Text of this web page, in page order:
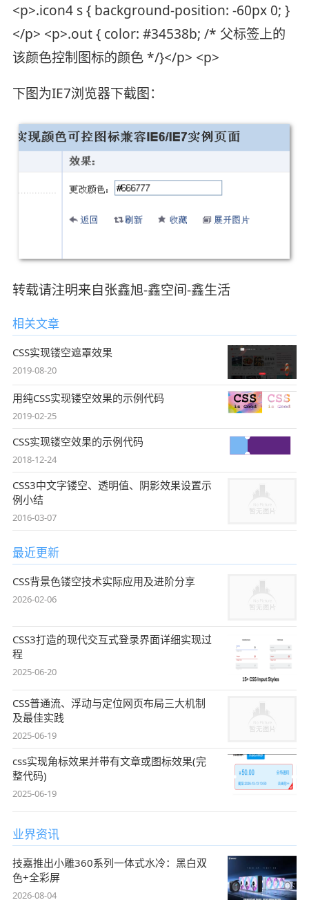
<p>.icon4 s { background-position: -60px 0; }
</p> <p>.out { color: #34538b; /* 父标签上的
该颜色控制图标的颜色 */}</p> <p>
下图为IE7浏览器下截图：
转载请注明来自张鑫旭-鑫空间-鑫生活
相关文章
CSS实现镂空遮罩效果
2019-08-20
用纯CSS实现镂空效果的示例代码
2019-02-25
CSS实现镂空效果的示例代码
2018-12-24
CSS3中文字镂空、透明值、阴影效果设置示
例小结
2016-03-07
最近更新
CSS背景色镂空技术实际应用及进阶分享
2026-02-06
CSS3打造的现代交互式登录界面详细实现过
程
2025-06-20
CSS普通流、浮动与定位网页布局三大机制
及最佳实践
2025-06-19
css实现角标效果并带有文章或图标效果(完
整代码)
2025-06-19
业界资讯
技嘉推出小雕360系列一体式水冷：黑白双
色+全彩屏
2026-08-04